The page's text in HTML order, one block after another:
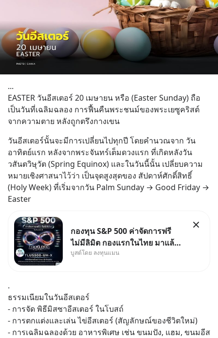
...
EASTER วันอีสเตอร์ 20 เมษายน หรือ (Easter Sunday) ถือ
เป็นวันที่เฉลิมฉลอง การฟื้นคืนพระชนม์ของพระเยซูคริสต์
จากความตาย หลังถูกตรึงกางเขน
วันอีสเตอร์นั้นจะมีการเปลี่ยนไปทุกปี โดยคำนวณจาก วัน
อาทิตย์แรก หลังจากพระจันทร์เต็มดวงแรก ที่เกิดหลังวัน
วสันตวิษุวัต (Spring Equinox) และในวันนี้นั้น เปลี่ยบความ
หมายเชิงศาสนาไว้ว่า เป็นจุดสูงสุดของ สัปดาห์ศักดิ์สิทธิ์
(Holy Week) ที่เริ่มจากวัน Palm Sunday → Good Friday →
Easter
กองทุน S&P 500 ค่าจัดการฟรี
ไม่มีลิมิต กองแรกในไทย มาแล้ว..
กองทุนที่ออกแบบมาเพื่อแก้ Pain
บูสต์โดย ลงทุนแมน
.
ธรรมเนียมในวันอีสเตอร์
- การจัด พิธีมิสซาอีสเตอร์ ในโบสถ์
- การตกแต่งและเล่น ไข่อีสเตอร์ (สัญลักษณ์ของชีวิตใหม่)
- การเฉลิมฉลองด้วย อาหารพิเศษ เช่น ขนมปัง, แฮม, ขนมอีส